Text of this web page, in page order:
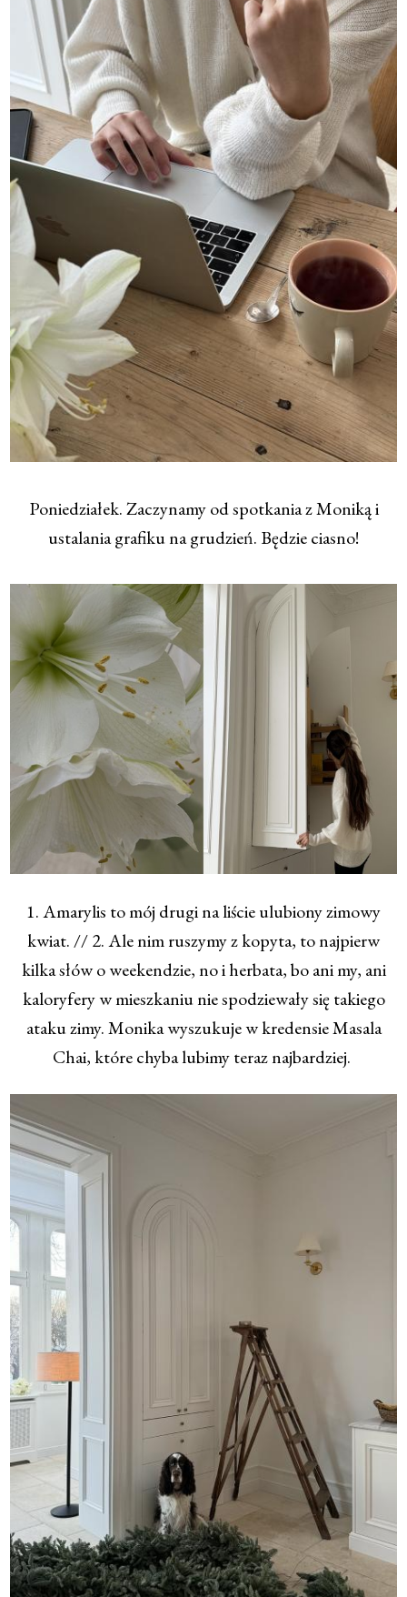
Poniedziałek. Zaczynamy od spotkania z Moniką i
ustalania grafiku na grudzień. Będzie ciasno!
1. Amarylis to mój drugi na liście ulubiony zimowy
kwiat. // 2. Ale nim ruszymy z kopyta, to najpierw
kilka słów o weekendzie, no i herbata, bo ani my, ani
kaloryfery w mieszkaniu nie spodziewały się takiego
ataku zimy. Monika wyszukuje w kredensie Masala
Chai, które chyba lubimy teraz najbardziej.